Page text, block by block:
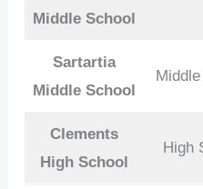
Middle School
Sartartia
Middle School
Clements
High School
High